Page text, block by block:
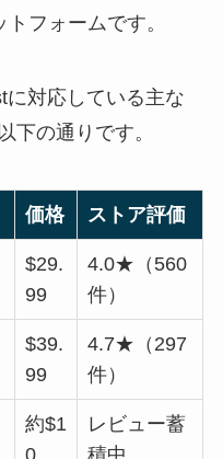
フォームです。
対応している主な
下の通りです。
価格 ストア評価
$29.
99
4.0★（560
件）
$39.
99
4.7★（297
件）
約$1
0
レビュー蓄
積中